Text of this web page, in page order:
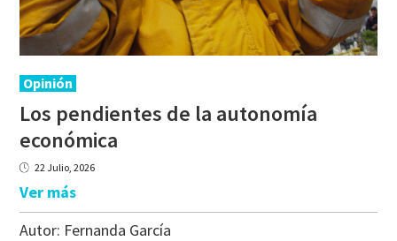
Opinión
Los pendientes de la autonomía
económica
22 Julio, 2026
Ver más
Autor: Fernanda García